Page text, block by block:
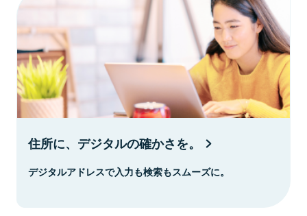
住所に、デジタルの確かさを。
デジタルアドレスで入力も検索もスムーズに。